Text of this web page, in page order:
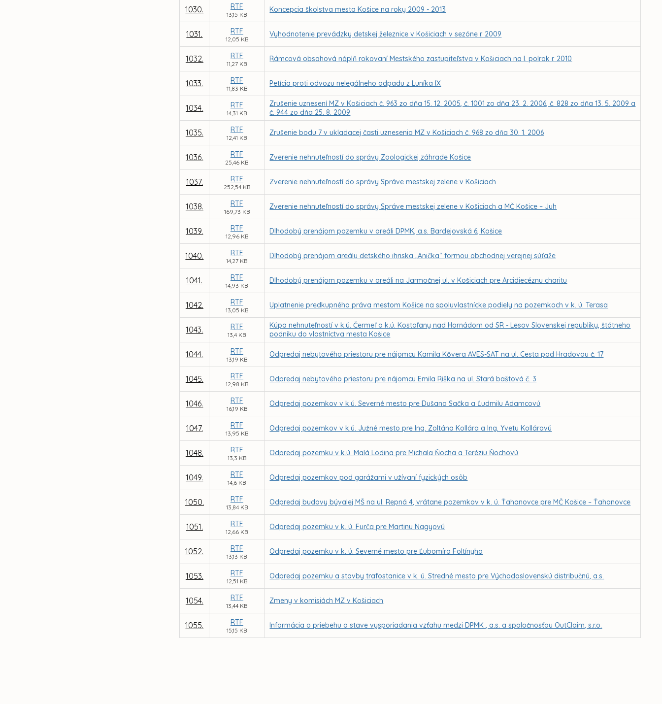
1030. RTF
13,15 KB
Koncepcia školstva mesta Košice na roky 2009 - 2013
1031. RTF
12,05 KB
Vyhodnotenie prevádzky detskej železnice v Košiciach v sezóne r. 2009
1032. RTF
11,27 KB
Rámcová obsahová náplň rokovaní Mestského zastupiteľstva v Košiciach na I. polrok r. 2010
1033. RTF
11,83 KB
Petícia proti odvozu nelegálneho odpadu z Luníka IX
1034. RTF
14,31 KB
Zrušenie uznesení MZ v Košiciach č. 963 zo dňa 15. 12. 2005, č. 1001 zo dňa 23. 2. 2006, č. 828 zo dňa 13. 5. 2009 a
č. 944 zo dňa 25. 8. 2009
1035. RTF
12,41 KB
Zrušenie bodu 7 v ukladacej časti uznesenia MZ v Košiciach č. 968 zo dňa 30. 1. 2006
1036. RTF
25,46 KB
Zverenie nehnuteľností do správy Zoologickej záhrade Košice
1037. RTF
252,54 KB
Zverenie nehnuteľností do správy Správe mestskej zelene v Košiciach
1038. RTF
169,73 KB
Zverenie nehnuteľností do správy Správe mestskej zelene v Košiciach a MČ Košice – Juh
1039. RTF
12,96 KB
Dlhodobý prenájom pozemku v areáli DPMK, a.s. Bardejovská 6, Košice
1040. RTF
14,27 KB
Dlhodobý prenájom areálu detského ihriska „Anička“ formou obchodnej verejnej súťaže
1041. RTF
14,93 KB
Dlhodobý prenájom pozemku v areáli na Jarmočnej ul. v Košiciach pre Arcidiecéznu charitu
1042. RTF
13,05 KB
Uplatnenie predkupného práva mestom Košice na spoluvlastnícke podiely na pozemkoch v k. ú. Terasa
1043. RTF
13,4 KB
Kúpa nehnuteľností v k.ú. Čermeľ a k.ú. Kostoľany nad Hornádom od SR - Lesov Slovenskej republiky, štátneho
podniku do vlastníctva mesta Košice
1044. RTF
13,19 KB
Odpredaj nebytového priestoru pre nájomcu Kamila Kővera AVES-SAT na ul. Cesta pod Hradovou č. 17
1045. RTF
12,98 KB
Odpredaj nebytového priestoru pre nájomcu Emila Riška na ul. Stará baštová č. 3
1046. RTF
16,19 KB
Odpredaj pozemkov v k.ú. Severné mesto pre Dušana Sačka a Ľudmilu Adamcovú
1047. RTF
13,95 KB
Odpredaj pozemkov v k.ú. Južné mesto pre Ing. Zoltána Kollára a Ing. Yvetu Kollárovú
1048. RTF
13,3 KB
Odpredaj pozemku v k.ú. Malá Lodina pre Michala Ňocha a Teréziu Ňochovú
1049. RTF
14,6 KB
Odpredaj pozemkov pod garážami v užívaní fyzických osôb
1050. RTF
13,84 KB
Odpredaj budovy bývalej MŠ na ul. Repná 4, vrátane pozemkov v k. ú. Ťahanovce pre MČ Košice – Ťahanovce
1051. RTF
12,66 KB
Odpredaj pozemku v k. ú. Furča pre Martinu Nagyovú
1052. RTF
13,13 KB
Odpredaj pozemku v k. ú. Severné mesto pre Ľubomíra Foltínyho
1053. RTF
12,51 KB
Odpredaj pozemku a stavby trafostanice v k. ú. Stredné mesto pre Východoslovenskú distribučnú, a.s.
1054. RTF
13,44 KB
Zmeny v komisiách MZ v Košiciach
1055. RTF
15,15 KB
Informácia o priebehu a stave vysporiadania vzťahu medzi DPMK , a.s. a spoločnosťou OutClaim, s.r.o.